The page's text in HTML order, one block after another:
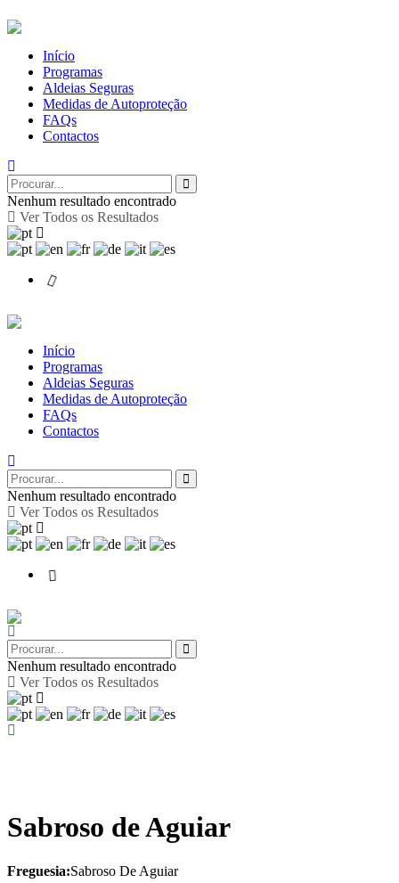
Início
Programas
Aldeias Seguras
Medidas de Autoproteção
FAQs
Contactos
Nenhum resultado encontrado
Ver Todos os Resultados
Início
Programas
Aldeias Seguras
Medidas de Autoproteção
FAQs
Contactos
Nenhum resultado encontrado
Ver Todos os Resultados
Nenhum resultado encontrado
Ver Todos os Resultados
Sabroso de Aguiar
Freguesia:Sabroso De Aguiar